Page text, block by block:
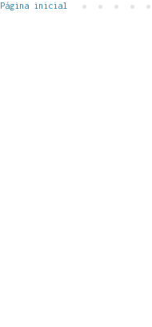
Página inicial